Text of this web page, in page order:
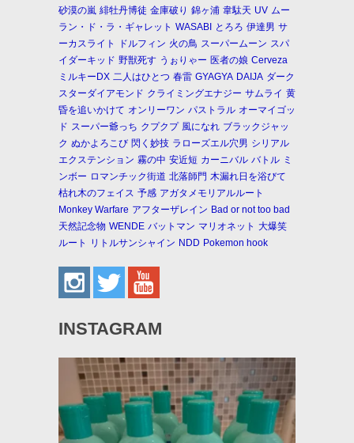
砂漠の嵐 緋牡丹博徒 金庫破り 錦ヶ浦 韋駄天 UV ムー
ラン・ド・ラ・ギャレット WASABI とろろ 伊達男 サ
ーカスライト
ドルフィン 火の鳥 スーパームーン スパ
イダーキッド 野獣死す うぉりゃー 医者の娘 Cerveza
ミルキーDX 二人はひとつ 春雷 GYAGYA DAIJA ダーク
スターダイアモンド クライミングエナジー サムライ 黄
昏を追いかけて オンリーワン パストラル オーマイゴッ
ド スーパー爺っち クプクプ 風になれ ブラックジャッ
ク ぬかよろこび 閃く妙技 ラローズエル穴男 シリアル
エクステンション 霧の中 安近短 カーニバル バトル ミ
ンボー ロマンチック街道 北落師門 木漏れ日を浴びて
枯れ木のフェイス 予感 アガタメモリアルルート
Monkey Warfare アフターザレイン Bad or not too bad
天然記念物 WENDE バットマン マリオネット 大爆笑
ルート
リトルサンシャイン NDD Pokemon hook
INSTAGRAM